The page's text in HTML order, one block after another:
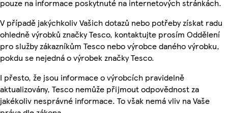
pouze na informace poskytnuté na internetových stránkách.
V případě jakýchkoliv Vašich dotazů nebo potřeby získat radu
ohledně výrobků značky Tesco, kontaktujte prosím Oddělení
pro služby zákazníkům Tesco nebo výrobce daného výrobku,
pokdu se nejedná o výrobek značky Tesco.
I přesto, že jsou informace o výrobcích pravidelně
aktualizovány, Tesco nemůže přijmout odpovědnost za
jakékoliv nesprávné informace. To však nemá vliv na Vaše